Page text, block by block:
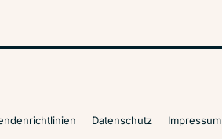
Datenschutz Impressum